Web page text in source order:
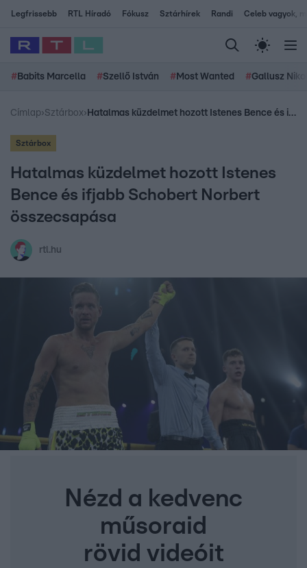
Legfrissebb RTL Híradó Fókusz Sztárhírek Randi Celeb vagyok,
# Babits Marcella #Szellő István # Most Wanted #Gallusz
Címlap›Sztárbox› Hatalmas küzdelmet hozott Istenes Bence és ifjabb Schobert Norbert összecsapása
Sztárbox
Hatalmas küzdelmet hozott Istenes
Bence és ifjabb Schobert Norbert
összecsapása
rtl.hu
Nézd a kedvenc
műsoraid
rövid videóit